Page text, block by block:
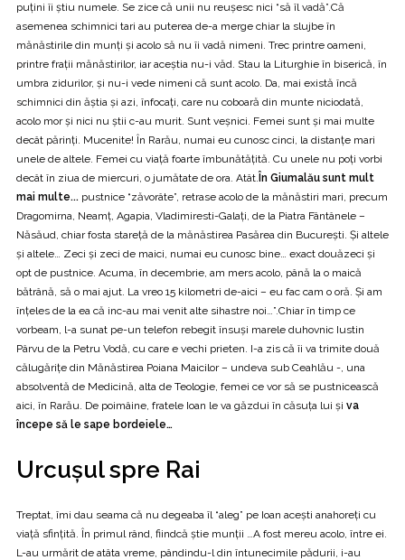
puţini îi ştiu numele. Se zice că unii nu reuşesc nici “să îl vadă”.Că
asemenea schimnici tari au puterea de-a merge chiar la slujbe în
mănăstirile din munţi şi acolo să nu îi vadă nimeni. Trec printre oameni,
printre fraţii mănăstirilor, iar aceştia nu-i văd. Stau la Liturghie în biserică, în
umbra zidurilor, şi nu-i vede nimeni că sunt acolo. Da, mai există încă
schimnici din ăştia şi azi, înfocaţi, care nu coboară din munte niciodată,
acolo mor şi nici nu ştii c-au murit. Sunt veşnici. Femei sunt şi mai multe
decât părinţi. Mucenite! În Rarău, numai eu cunosc cinci, la distanţe mari
unele de altele. Femei cu viaţă foarte îmbunătăţită. Cu unele nu poţi vorbi
decât în ziua de miercuri, o jumătate de ora. Atât. În Giumalău sunt mult
mai multe... pustnice “zăvorâte”, retrase acolo de la mănăstiri mari, precum
Dragomirna, Neamţ, Agapia, Vladimiresti-Galaţi, de la Piatra Fântânele –
Năsăud, chiar fosta stareţă de la mănăstirea Pasărea din Bucureşti. Şi altele
şi altele… Zeci şi zeci de maici, numai eu cunosc bine… exact douăzeci şi
opt de pustnice. Acuma, în decembrie, am mers acolo, până la o maică
bătrână, să o mai ajut. La vreo 15 kilometri de-aici – eu fac cam o oră. Şi am
înţeles de la ea că inc-au mai venit alte sihastre noi…”.Chiar în timp ce
vorbeam, l-a sunat pe-un telefon rebegit însuşi marele duhovnic Iustin
Pârvu de la Petru Vodă, cu care e vechi prieten. I-a zis că îi va trimite două
călugăriţe din Mănăstirea Poiana Maicilor – undeva sub Ceahlău -, una
absolventă de Medicină, alta de Teologie, femei ce vor să se pustnicească
aici, în Rarău. De poimâine, fratele Ioan le va găzdui în căsuţa lui şi va
începe să le sape bordeiele…
Urcuşul spre Rai
Treptat, îmi dau seama că nu degeaba îl “aleg” pe Ioan aceşti anahoreţi cu
viaţă sfinţită. În primul rând, fiindcă ştie munţii …A fost mereu acolo, între ei.
L-au urmărit de atâta vreme, pândindu-l din întunecimile pădurii, i-au